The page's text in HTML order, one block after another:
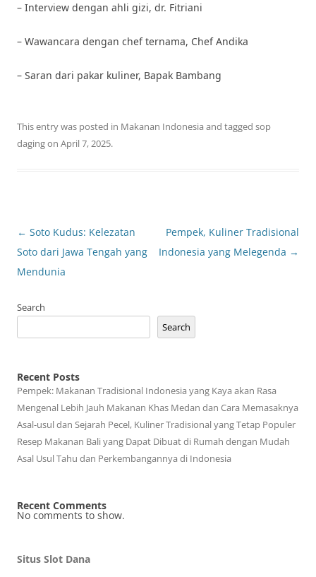
– Interview dengan ahli gizi, dr. Fitriani
– Wawancara dengan chef ternama, Chef Andika
– Saran dari pakar kuliner, Bapak Bambang
This entry was posted in Makanan Indonesia and tagged sop
dagingon April 7, 2025.
Post
navigation
← Soto Kudus: Kelezatan
Soto dari Jawa Tengah yang
Mendunia
Pempek, Kuliner Tradisional
Indonesia yang Melegenda →
Search
Search
Recent Posts
Pempek: Makanan Tradisional Indonesia yang Kaya akan Rasa
Mengenal Lebih Jauh Makanan Khas Medan dan Cara Memasaknya
Asal-usul dan Sejarah Pecel, Kuliner Tradisional yang Tetap Populer
Resep Makanan Bali yang Dapat Dibuat di Rumah dengan Mudah
Asal Usul Tahu dan Perkembangannya di Indonesia
Recent Comments
No comments to show.
Situs Slot Dana